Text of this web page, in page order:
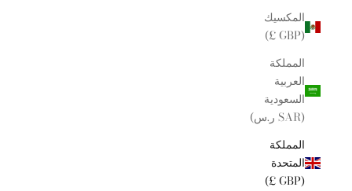
المكسيك
(GBP £)
المملكة
العربية
السعودية
(SAR ر.س)
المملكة
المتحدة
(GBP £)